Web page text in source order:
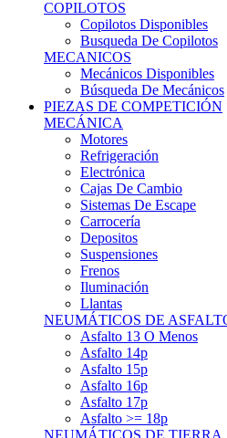
Busqueda De Copilotos
MECANICOS
Mecánicos Disponibles
Búsqueda De Mecánicos
PIEZAS DE COMPETICIÓN
MECÁNICA
Motores
Refrigeración
Electrónica
Cajas De Cambio
Sistemas De Escape
Carrocería
Depositos
Suspensiones
Frenos
Iluminación
Llantas
NEUMÁTICOS DE ASFALTO
Asfalto 13 O Menos
Asfalto 14p
Asfalto 15p
Asfalto 16p
Asfalto 17p
Asfalto >= 18p
NEUMÁTICOS DE TIERRA
Tierra 13 O Menos